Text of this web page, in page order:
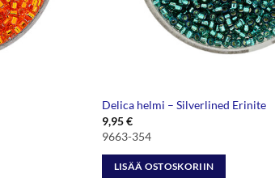
Delica helmi – Silverlined Erinite
9,95€
9663-354
LISÄÄ OSTOSKORIIN